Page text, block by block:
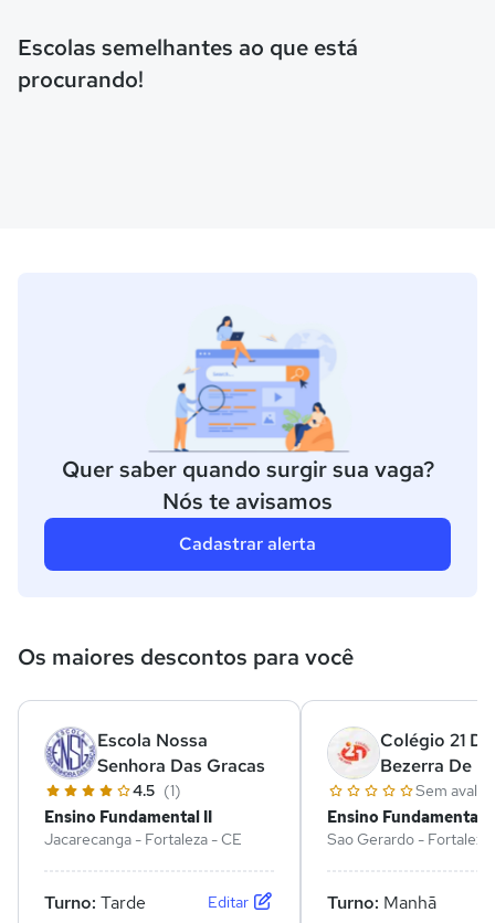
Escolas semelhantes ao que está
procurando!
Quer saber quando surgir sua vaga?
Nós te avisamos
Cadastrar alerta
Os maiores descontos para você
Escola Nossa
Senhora Das Gracas
4.5 (1)
Ensino Fundamental II
Jacarecanga - Fortaleza - CE
Turno: Tarde Editar
Colégio 21
Bezerra De
Sem
Ensino Fundamental II
Sao Gerardo - Fortaleza
Turno: Manhã